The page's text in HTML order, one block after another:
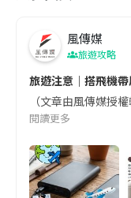
風傳媒
旅遊攻略
旅遊注意｜搭飛機
（文章由風傳媒授
閱讀更多